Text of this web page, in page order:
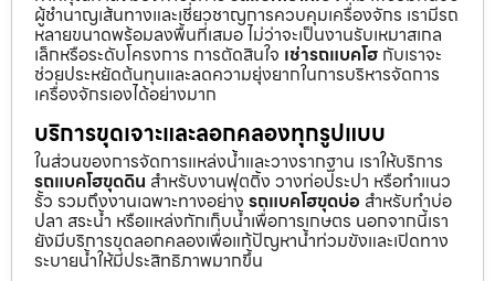
ผู้ชำนาญเส้นทางและเชี่ยวชาญการควบคุมเครื่องจักร เรามีรถ
หลายขนาดพร้อมลงพื้นที่เสมอ ไม่ว่าจะเป็นงานรับเหมาสเกล
เล็กหรือระดับโครงการ การตัดสินใจ เช่ารถแบคโฮ กับเราจะ
ช่วยประหยัดต้นทุนและลดความยุ่งยากในการบริหารจัดการ
เครื่องจักรเองได้อย่างมาก
บริการขุดเจาะและลอกคลองทุกรูปแบบ
ในส่วนของการจัดการแหล่งน้ำและวางรากฐาน เราให้บริการ
รถแบคโฮขุดดิน สำหรับงานฟุตติ้ง วางท่อประปา หรือทำแนว
รั้ว รวมถึงงานเฉพาะทางอย่าง รถแบคโฮขุดบ่อ สำหรับทำบ่อ
ปลา สระน้ำ หรือแหล่งกักเก็บน้ำเพื่อการเกษตร นอกจากนี้เรา
ยังมีบริการขุดลอกคลองเพื่อแก้ปัญหาน้ำท่วมขังและเปิดทาง
ระบายน้ำให้มีประสิทธิภาพมากขึ้น